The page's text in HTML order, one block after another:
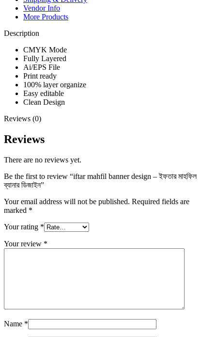
Vendor Info
More Products
Description
CMYK Mode
Fully Layered
Ai/EPS File
Print ready
100% layer organize
Easy editable
Clean Design
Reviews (0)
Reviews
There are no reviews yet.
Be the first to review “iftar mahfil banner design – ইফতার মাহফিল
ব্যানার ডিজাইন”
Your email address will not be published. Required fields are
marked *
Your rating *
Your review *
Name *